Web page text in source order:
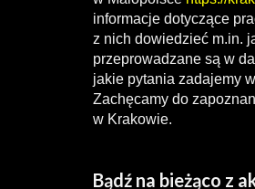
informacje dotyczące
z nich dowiedzieć m.in.
przeprowadzane są w
jakie pytania zadajemy
Zachęcamy do
w Krakowie.
Bądź na bieżąco z